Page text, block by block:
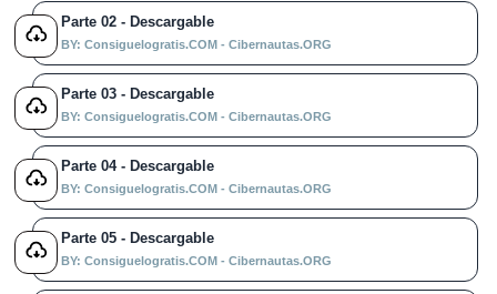
Parte 02 - Descargable
BY: Consiguelogratis.COM - Cibernautas.ORG
Parte 03 - Descargable
BY: Consiguelogratis.COM - Cibernautas.ORG
Parte 04 - Descargable
BY: Consiguelogratis.COM - Cibernautas.ORG
Parte 05 - Descargable
BY: Consiguelogratis.COM - Cibernautas.ORG